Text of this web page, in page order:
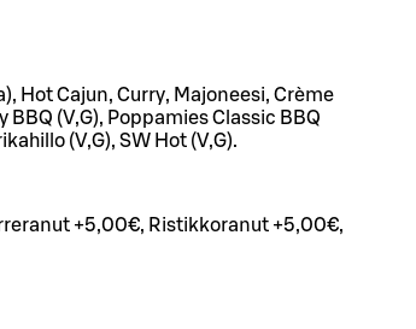
Hot Cajun, Curry, Majoneesi, Crème
(V,G), Poppamies Classic BBQ
(V,G), SW Hot (V,G).
+5,00€, Ristikkoranut +5,00€,